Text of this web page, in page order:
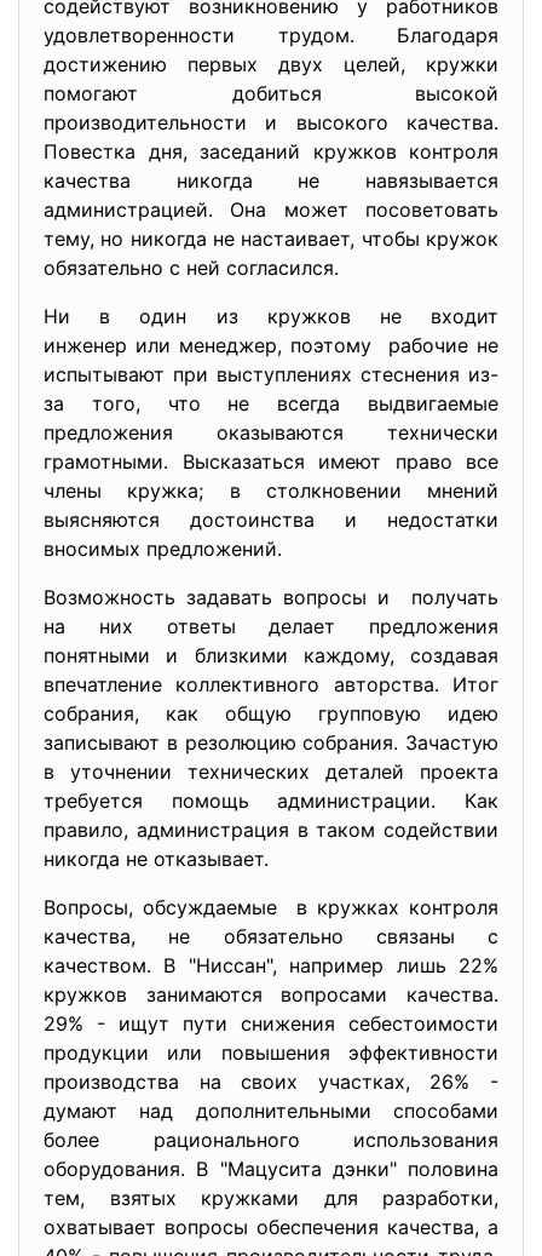
содействуют возникновению у работников
удовлетворенности трудом. Благодаря
достижению первых двух целей, кружки
помогают добиться высокой
производительности и высокого качества.
Повестка дня, заседаний кружков контроля
качества никогда не навязывается
администрацией. Она может посоветовать
тему, но никогда не настаивает, чтобы кружок
обязательно с ней согласился.
Ни в один из кружков не входит
инженер или менеджер, поэтому рабочие не
испытывают при выступлениях стеснения из-
за того, что не всегда выдвигаемые
предложения оказываются технически
грамотными. Высказаться имеют право все
члены кружка; в столкновении мнений
выясняются достоинства и недостатки
вносимых предложений.
Возможность задавать вопросы и получать
на них ответы делает предложения
понятными и близкими каждому, создавая
впечатление коллективного авторства. Итог
собрания, как общую групповую идею
записывают в резолюцию собрания. Зачастую
в уточнении технических деталей проекта
требуется помощь администрации. Как
правило, администрация в таком содействии
никогда не отказывает.
Вопросы, обсуждаемые в кружках контроля
качества, не обязательно связаны с
качеством. В "Ниссан", например лишь 22%
кружков занимаются вопросами качества.
29% - ищут пути снижения себестоимости
продукции или повышения эффективности
производства на своих участках, 26% -
думают над дополнительными способами
более рационального использования
оборудования. В "Мацусита дэнки" половина
тем, взятых кружками для разработки,
охватывает вопросы обеспечения качества, а